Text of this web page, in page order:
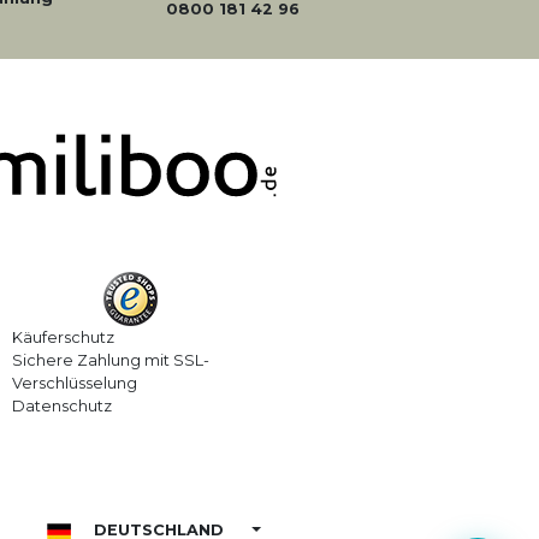
0800 181 42 96
Käuferschutz
Sichere Zahlung mit SSL-
Verschlüsselung
Datenschutz
DEUTSCHLAND